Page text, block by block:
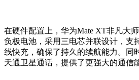
在硬件配置上，华为Mate XT非凡大
负极电池，采用三电芯并联设计，支
线快充，确保了持久的续航能力。同
天通卫星通话，提供了更强大的通信